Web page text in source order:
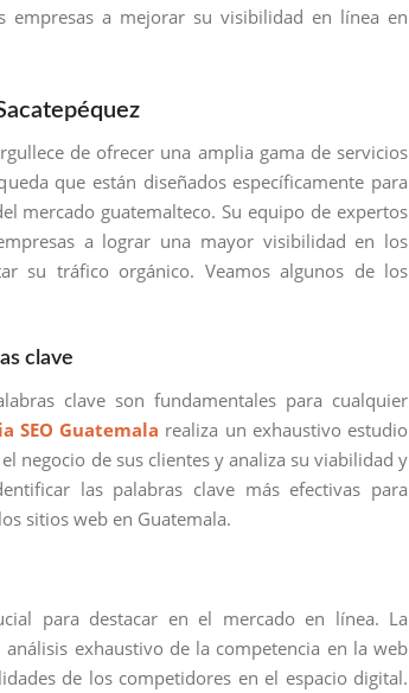
empresas a mejorar su visibilidad en línea en
de ofrecer una amplia gama de servicios
que están diseñados específicamente para
mercado guatemalteco. Su equipo de expertos
a lograr una mayor visibilidad en los
su tráfico orgánico. Veamos algunos de los
clave
clave son fundamentales para cualquier
SEO Guatemala realiza un exhaustivo estudio
negocio de sus clientes y analiza su viabilidad y
las palabras clave más efectivas para
sitios web en Guatemala.
para destacar en el mercado en línea. La
análisis exhaustivo de la competencia en la web
de los competidores en el espacio digital.